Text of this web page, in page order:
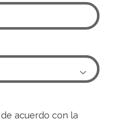

acuerdo con la